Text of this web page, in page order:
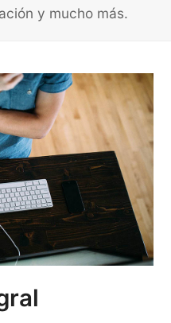
y mucho más.